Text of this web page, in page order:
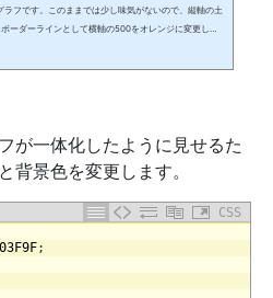
フです。このままでは少し味気がないので、縦軸の土
ーダーラインとして横軸の500をオレンジに変更した
が一体化したように見せるた
背景色を変更します。
CSS
;